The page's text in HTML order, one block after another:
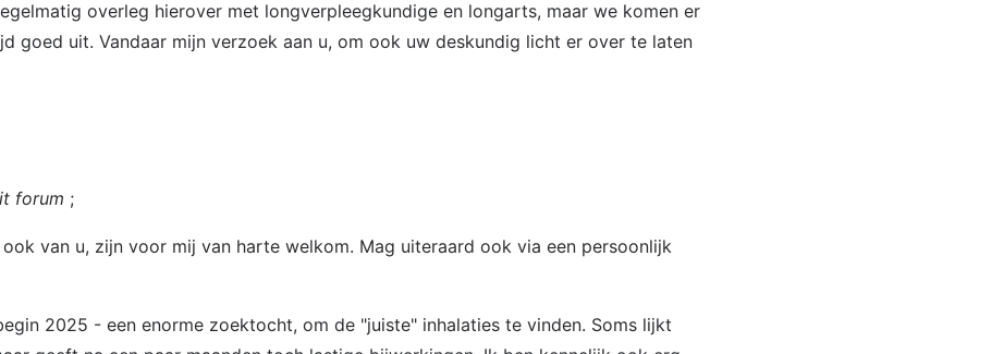
overleg hierover met longverpleegkundige en longarts, maar we komen er
goed uit. Vandaar mijn verzoek aan u, om ook uw deskundig licht er over te laten
forum ;
van u, zijn voor mij van harte welkom. Mag uiteraard ook via een persoonlijk
2025 - een enorme zoektocht, om de "juiste" inhalaties te vinden. Soms lijkt